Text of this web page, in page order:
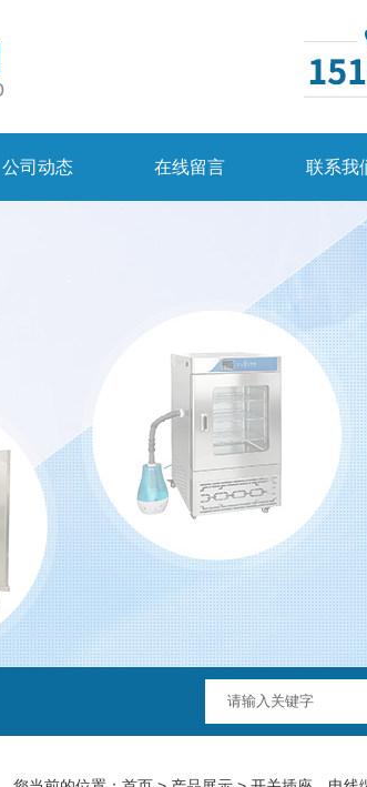
公司动态 在线留言 联系我